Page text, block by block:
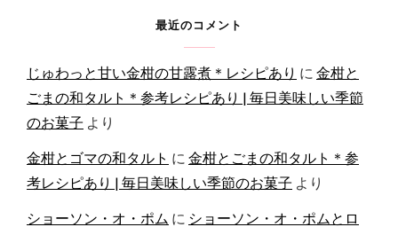
最近のコメント
じゅわっと甘い金柑の甘露煮＊レシピあり に 金柑と
ごまの和タルト＊参考レシピあり | 毎日美味しい季節
のお菓子 より
金柑とゴマの和タルト に 金柑とごまの和タルト＊参
考レシピあり | 毎日美味しい季節のお菓子 より
ショーソン・オ・ポム に ショーソン・オ・ポムとロ